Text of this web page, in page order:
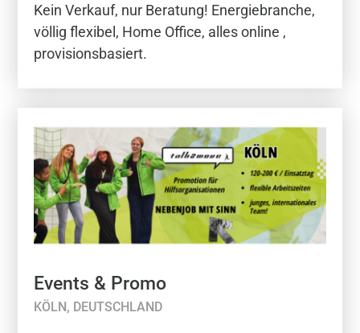
Kein Verkauf, nur Beratung! Energiebranche,
völlig flexibel, Home Office, alles online ,
provisionsbasiert.
Events & Promo
KÖLN, DEUTSCHLAND